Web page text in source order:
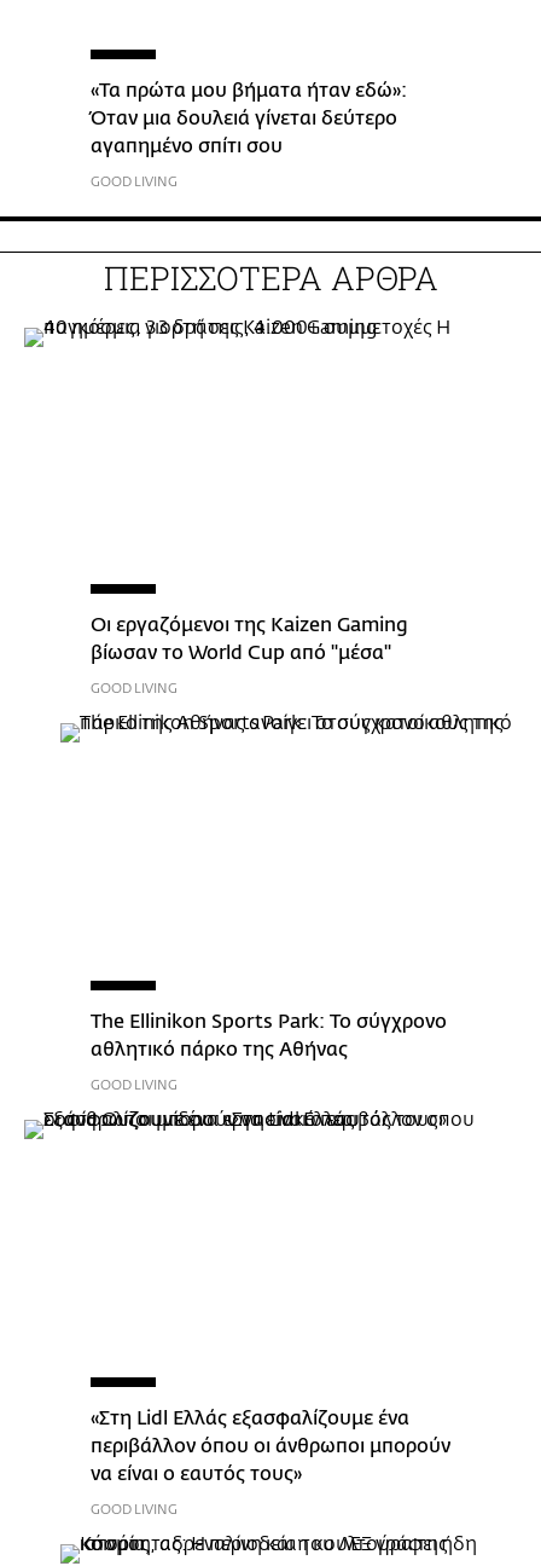
«Τα πρώτα μου βήματα ήταν εδώ»:
Όταν μια δουλειά γίνεται δεύτερο
αγαπημένο σπίτι σου
GOOD LIVING
ΠΕΡΙΣΣΟΤΕΡΑ ΑΡΘΡΑ
Οι εργαζόμενοι της Kaizen Gaming
βίωσαν το World Cup από "μέσα"
GOOD LIVING
The Ellinikon Sports Park: Το σύγχρονο
αθλητικό πάρκο της Αθήνας
GOOD LIVING
«Στη Lidl Ελλάς εξασφαλίζουμε ένα
περιβάλλον όπου οι άνθρωποι μπορούν
να είναι ο εαυτός τους»
GOOD LIVING